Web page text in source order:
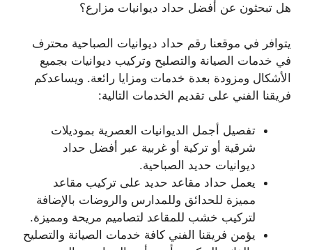
هل تبحثون عن أفضل حداد ديوانيات مزارع؟
يتوافر في موقعنا رقم حداد ديوانيات الصباحية محترف
في خدمات الصيانة والتصليح وتركيب ديوانيات بجميع
الأشكال ومزودة بعدة خدمات ومزايا رائعة. ويساعدكم
فريقنا الفني على تقديم الخدمات التالية:
تفصيل أجمل الديوانيات العصرية بموديلات
شرقية أو تركية أو غربية عبر أفضل حداد
ديوانيات حديد الصباحية.
يعمل حداد مقاعد حديد على تركيب مقاعد
مميزة للحدائق وللمدارس والروضات بالإضافة
لتركيب خشب للمقاعد لتصاميم مريحة ومميزة.
يؤمن فريقنا الفني كافة خدمات الصيانة والتصليح